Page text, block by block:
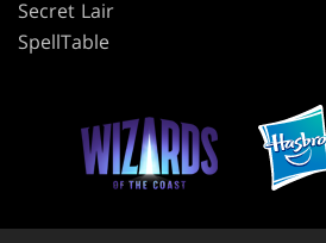
Secret Lair
SpellTable